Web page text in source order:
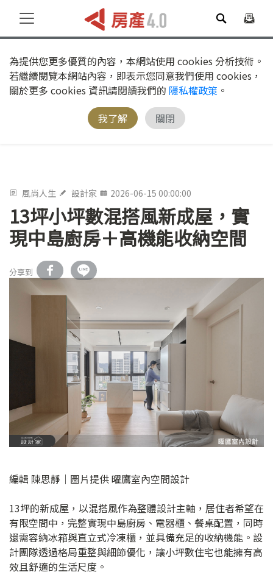
為提供您更多優質的內容，本網站使用 cookies 分析技術。
若繼續閱覽本網站內容，即表示您同意我們使用 cookies，
關於更多 cookies 資訊請閱讀我們的 隱私權政策 。
我了解
關閉
風尚人生 設計家 2026-06-15 00:00:00
13坪小坪數混搭風新成屋，實
現中島廚房＋高機能收納空間
分享到
編輯 陳思靜｜圖片提供 曜鷹室內空間設計
13坪的新成屋，以混搭風作為整體設計主軸，居住者希望在
有限空間中，完整實現中島廚房、電器櫃、餐桌配置，同時
還需容納冰箱與直立式冷凍櫃，並具備充足的收納機能。設
計團隊透過格局重整與細節優化，讓小坪數住宅也能擁有高
效且舒適的生活尺度。